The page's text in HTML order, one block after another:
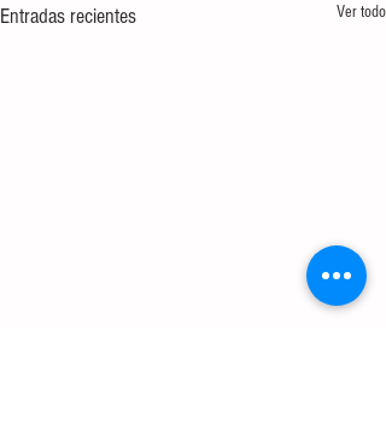
Entradas recientes Ver todo